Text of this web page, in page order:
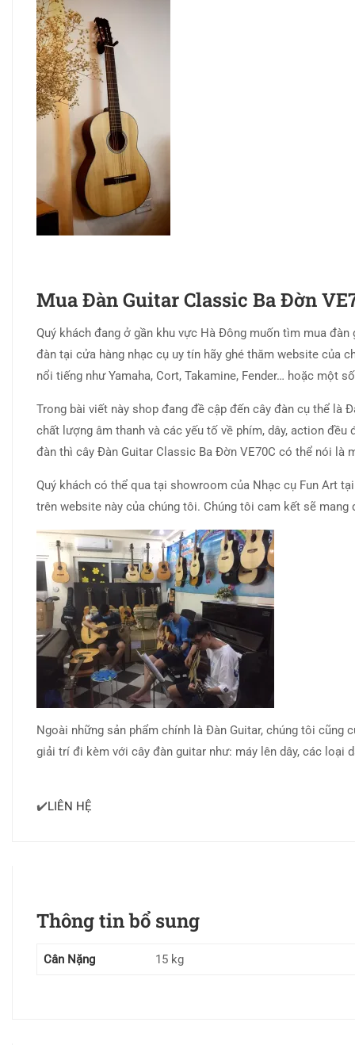
Mua Đàn Guitar Classic Ba Đờn
Quý khách đang ở gần khu vực Hà Đông muốn tìm mua
đàn tại cửa hàng nhạc cụ uy tín hãy ghé thăm website của
nổi tiếng như Yamaha, Cort, Takamine, Fender… hoặc một
Trong bài viết này shop đang đề cập đến cây đàn cụ thể là
chất lượng âm thanh và các yếu tố về phím, dây, action
đàn thì cây Đàn Guitar Classic Ba Đờn VE70C có thể nói là
Quý khách có thể qua tại showroom của Nhạc cụ Fun Art
trên website này của chúng tôi. Chúng tôi cam kết sẽ
Ngoài những sản phẩm chính là Đàn Guitar, chúng tôi cũng
giải trí đi kèm với cây đàn guitar như: máy lên dây, các loại
✔️LIÊN HỆ
Thông tin bổ sung
Cân Nặng 15 kg